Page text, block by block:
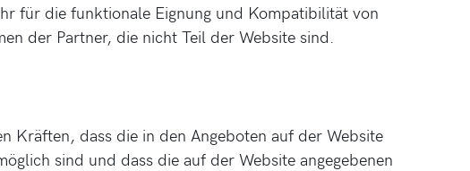
für die funktionale Eignung und Kompatibilität von
der Partner, die nicht Teil der Website sind.
Kräften, dass die in den Angeboten auf der Website
sind und dass die auf der Website angegebenen